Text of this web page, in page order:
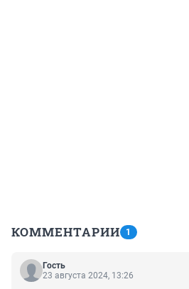
КОММЕНТАРИИ 1
Гость
23 августа 2024, 13:26